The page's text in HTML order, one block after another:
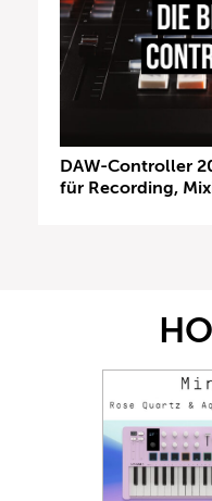
DAW-Controller
für Recording,